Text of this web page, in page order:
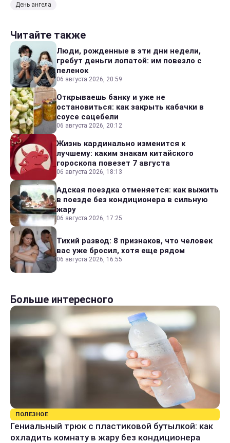
День ангела
Читайте также
Люди, рожденные в эти дни недели,
гребут деньги лопатой: им повезло с
пеленок
06 августа 2026, 20:59
Открываешь банку и уже не
остановиться: как закрыть кабачки в
соусе сацебели
06 августа 2026, 20:12
Жизнь кардинально изменится к
лучшему: каким знакам китайского
гороскопа повезет 7 августа
06 августа 2026, 18:13
Адская поездка отменяется: как выжить
в поезде без кондиционера в сильную
жару
06 августа 2026, 17:25
Тихий развод: 8 признаков, что человек
вас уже бросил, хотя еще рядом
06 августа 2026, 16:55
Больше интересного
ПОЛЕЗНОЕ
Гениальный трюк с пластиковой бутылкой: как
охладить комнату в жару без кондиционера